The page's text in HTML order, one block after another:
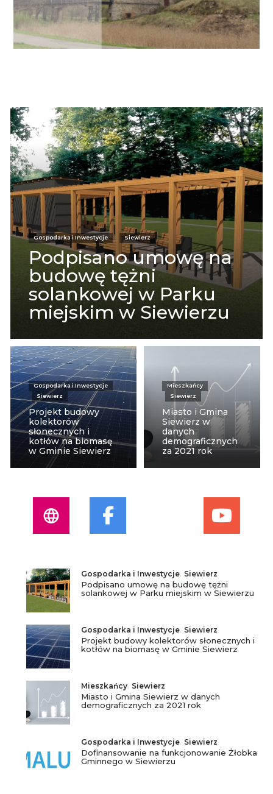
Gospodarka i Inwestycje Siewierz
Podpisano umowę na
budowę tężni
solankowej w Parku
miejskim w Siewierzu
Gospodarka i Inwestycje
Siewierz
Projekt budowy
kolektorów
słonecznych i
kotłów na biomasę
w Gminie Siewierz
Mieszkańcy
Siewierz
Miasto i Gmina
Siewierz w
danych
demograficznych
za 2021 rok
Gospodarka i Inwestycje Siewierz
Podpisano umowę na budowę tężni
solankowej w Parku miejskim w Siewierzu
Gospodarka i Inwestycje Siewierz
Projekt budowy kolektorów słonecznych i
kotłów na biomasę w Gminie Siewierz
Mieszkańcy Siewierz
Miasto i Gmina Siewierz w danych
demograficznych za 2021 rok
Gospodarka i Inwestycje Siewierz
Dofinansowanie na funkcjonowanie Żłobka
Gminnego w Siewierzu